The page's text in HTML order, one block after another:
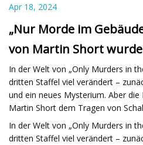
Apr 18, 2024
„Nur Morde im
von Martin Short
In der Welt von „Only Murders in
dritten Staffel viel verändert –
und ein neues Mysterium. Aber die
Martin Short dem Tragen von
In der Welt von „Only Murders in
dritten Staffel viel verändert –